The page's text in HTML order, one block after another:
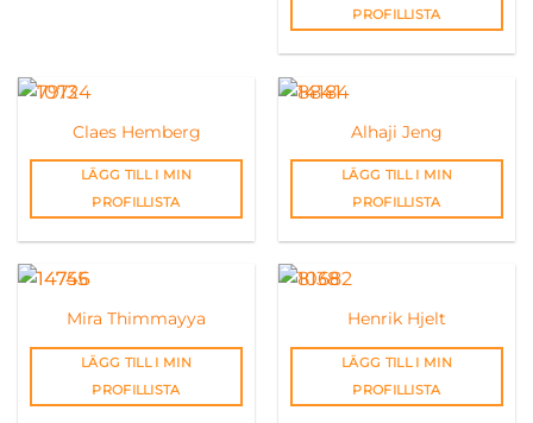
PROFILLISTA
Claes Hemberg
LÄGG TILL I MIN
PROFILLISTA
Alhaji Jeng
LÄGG TILL I MIN
PROFILLISTA
Mira Thimmayya
LÄGG TILL I MIN
PROFILLISTA
Henrik Hjelt
LÄGG TILL I MIN
PROFILLISTA